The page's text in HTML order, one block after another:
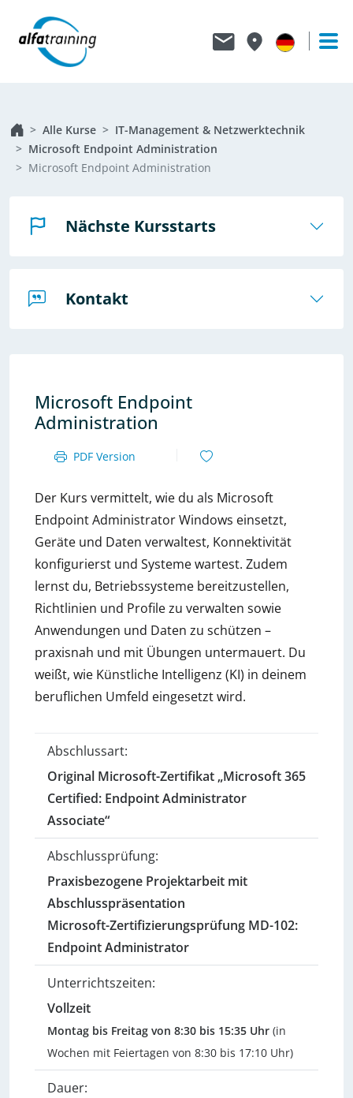
Alle Kurse
IT-Management & Netzwerktechnik
Microsoft Endpoint Administration
Microsoft Endpoint Administration
Nächste Kursstarts
Kontakt
Microsoft Endpoint
Administration
PDF Version
Der Kurs vermittelt, wie du als Microsoft
Endpoint Administrator Windows einsetzt,
Geräte und Daten verwaltest, Konnektivität
konfigurierst und Systeme wartest. Zudem
lernst du, Betriebssysteme bereitzustellen,
Richtlinien und Profile zu verwalten sowie
Anwendungen und Daten zu schützen –
praxisnah und mit Übungen untermauert. Du
weißt, wie Künstliche Intelligenz (KI) in deinem
beruflichen Umfeld eingesetzt wird.
Abschlussart:
Original Microsoft-Zertifikat „Microsoft 365
Certified: Endpoint Administrator
Associate“
Abschlussprüfung:
Praxisbezogene Projektarbeit mit
Abschlusspräsentation
Microsoft-Zertifizierungsprüfung MD-102:
Endpoint Administrator
Unterrichtszeiten:
Vollzeit
Montag bis Freitag von 8:30 bis 15:35 Uhr (in
Wochen mit Feiertagen von 8:30 bis 17:10 Uhr)
Dauer: